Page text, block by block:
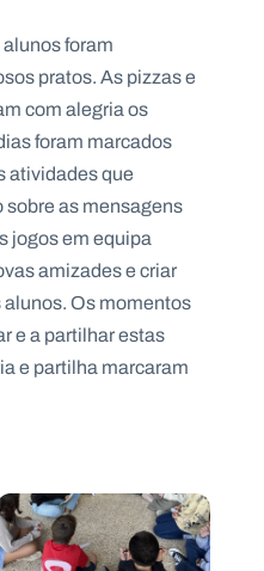
foram
pratos. As pizzas e
com alegria os
foram marcados
atividades que
as mensagens
jogos em equipa
amizades e criar
Os momentos
e a partilhar estas
e partilha marcaram